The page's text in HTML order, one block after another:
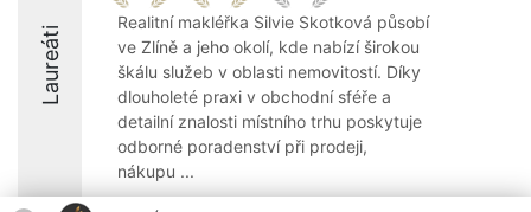
Laureáti
Realitní makléřka Silvie Skotková působí
ve Zlíně a jeho okolí, kde nabízí širokou
škálu služeb v oblasti nemovitostí. Díky
dlouholeté praxi v obchodní sféře a
detailní znalosti místního trhu poskytuje
odborné poradenství při prodeji,
nákupu ...